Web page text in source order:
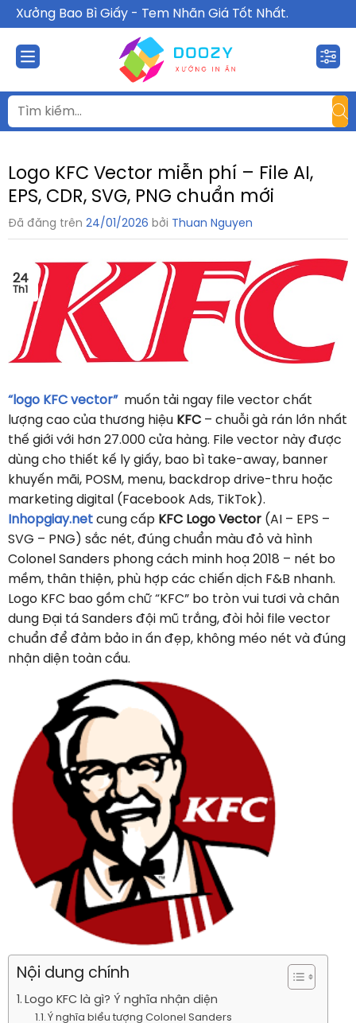
Chuyển
đến
nội
dung
Xưởng Bao Bì Giấy - Tem Nhãn Giá Tốt Nhất.
Logo KFC Vector miễn phí – File AI,
EPS, CDR, SVG, PNG chuẩn mới
Đã đăng trên 24/01/2026 bởi Thuan Nguyen
24
Th1
“logo KFC vector” muốn tải ngay file vector chất
lượng cao của thương hiệu KFC – chuỗi gà rán lớn nhất
thế giới với hơn 27.000 cửa hàng. File vector này được
dùng cho thiết kế ly giấy, bao bì take-away, banner
khuyến mãi, POSM, menu, backdrop drive-thru hoặc
marketing digital (Facebook Ads, TikTok).
Inhopgiay.net cung cấp KFC Logo Vector (AI – EPS –
SVG – PNG) sắc nét, đúng chuẩn màu đỏ và hình
Colonel Sanders phong cách minh hoạ 2018 – nét bo
mềm, thân thiện, phù hợp các chiến dịch F&B nhanh.
Logo KFC bao gồm chữ “KFC” bo tròn vui tươi và chân
dung Đại tá Sanders đội mũ trắng, đòi hỏi file vector
chuẩn để đảm bảo in ấn đẹp, không méo nét và đúng
nhận diện toàn cầu.
Nội dung chính
Logo KFC là gì? Ý nghĩa nhận diện
Ý nghĩa biểu tượng Colonel Sanders